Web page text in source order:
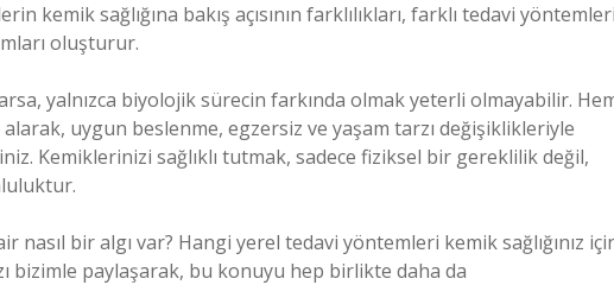
kemik sağlığına bakış açısının farklılıkları, farklı tedavi
oluşturur.
yalnızca biyolojik sürecin farkında olmak yeterli olmayabilir.
uygun beslenme, egzersiz ve yaşam tarzı değişiklikleriyle
Kemiklerinizi sağlıklı tutmak, sadece fiziksel bir gereklilik değil,
nasıl bir algı var? Hangi yerel tedavi yöntemleri kemik sağlığınız
bizimle paylaşarak, bu konuyu hep birlikte daha da